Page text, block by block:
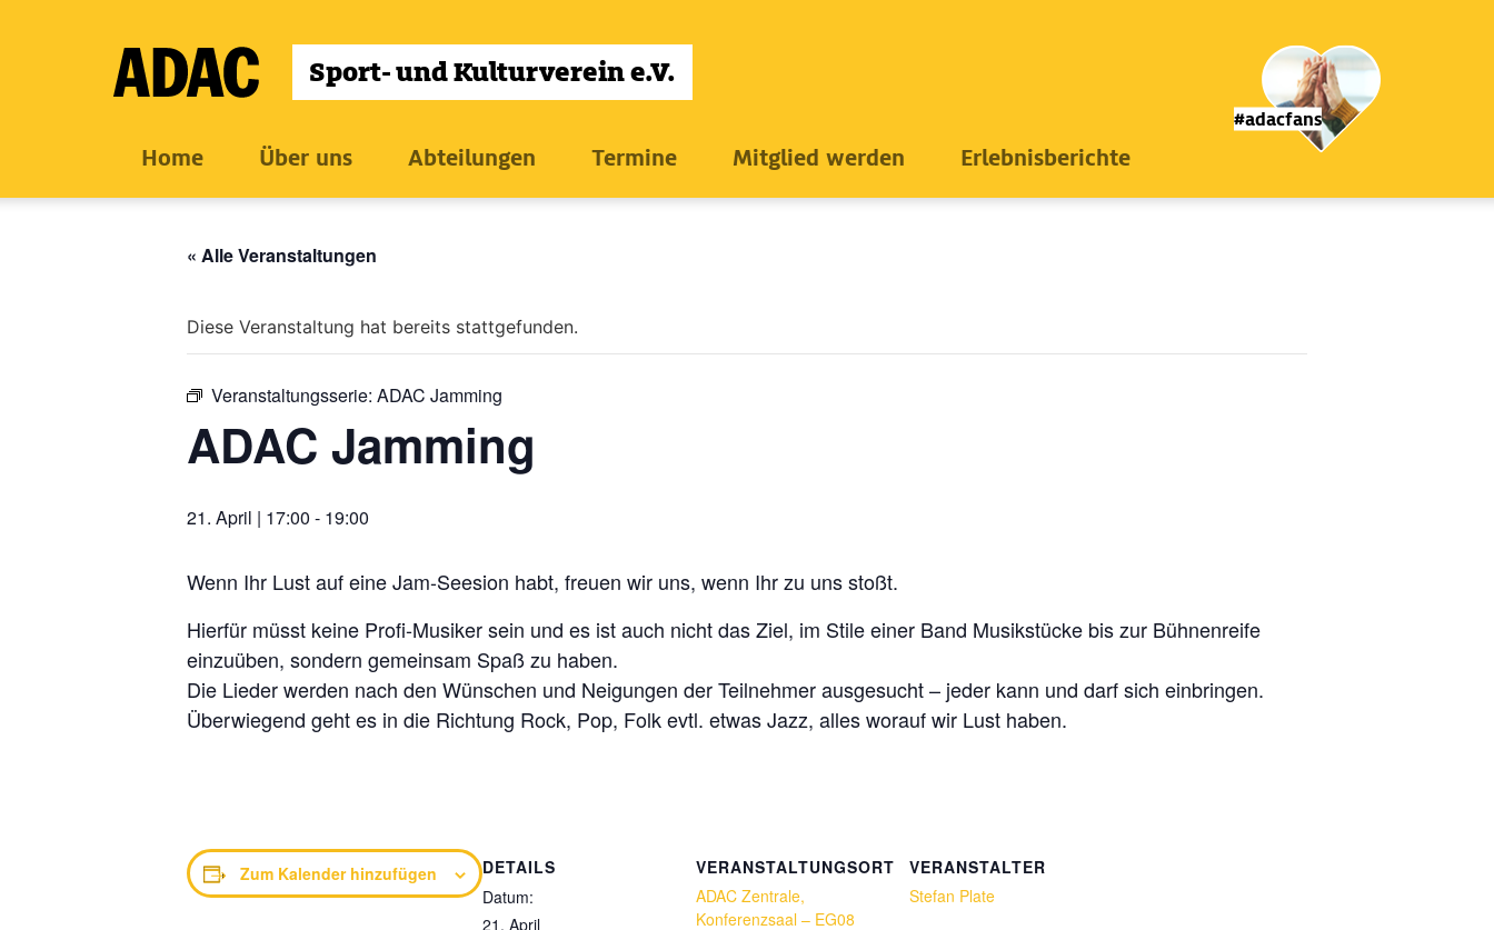
Home Über uns Abteilungen Termine Mitglied werden Erlebnisberichte
#adacfans
« Alle Veranstaltungen
Diese Veranstaltung hat bereits stattgefunden.
Veranstaltungsserie: ADAC Jamming
ADAC Jamming
21. April | 17:00 - 19:00
Wenn Ihr Lust auf eine Jam-Seesion habt, freuen wir uns, wenn Ihr zu uns stoßt.
Hierfür müsst keine Profi-Musiker sein und es ist auch nicht das Ziel, im Stile einer Band Musikstücke bis zur Bühnenreife
einzuüben, sondern gemeinsam Spaß zu haben.
Die Lieder werden nach den Wünschen und Neigungen der Teilnehmer ausgesucht – jeder kann und darf sich einbringen.
Überwiegend geht es in die Richtung Rock, Pop, Folk evtl. etwas Jazz, alles worauf wir Lust haben.
Zum Kalender hinzufügen
DETAILS
Datum:
21. April
VERANSTALTUNGSORT
ADAC Zentrale,
Konferenzsaal – EG08
VERANSTALTER
Stefan Plate